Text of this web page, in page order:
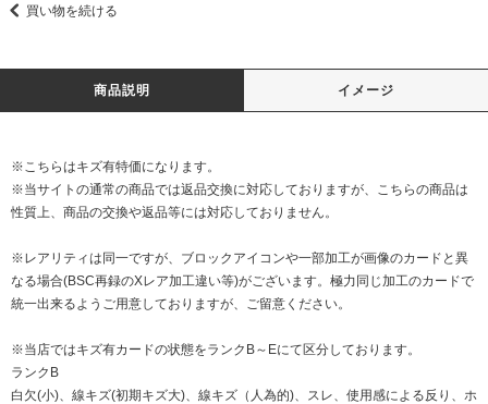
買い物を続ける
商品説明 イメージ
※こちらはキズ有特価になります。
※当サイトの通常の商品では返品交換に対応しておりますが、こちらの商品は
性質上、商品の交換や返品等には対応しておりません。
※レアリティは同一ですが、ブロックアイコンや一部加工が画像のカードと異
なる場合(BSC再録のXレア加工違い等)がございます。極力同じ加工のカードで
統一出来るようご用意しておりますが、ご留意ください。
※当店ではキズ有カードの状態をランクB～Eにて区分しております。
ランクB
白欠(小)、線キズ(初期キズ大)、線キズ（人為的)、スレ、使用感による反り、ホ